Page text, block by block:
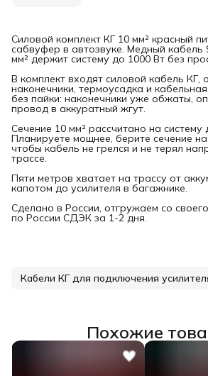
Силовой комплект КГ 10 мм² красный
сабвуфер в автозвуке. Медный кабель
мм² держит систему до 1000 Вт без
В комплект входят силовой кабель КГ,
наконечники, термоусадка и
без пайки: наконечники уже обжаты,
провод в аккуратный жгут.
Сечение 10 мм² рассчитано на систему
Планируете мощнее, берите сечение
чтобы кабель не грелся и не терял
трассе.
Пяти метров хватает на трассу от
капотом до усилителя в багажнике.
Сделано в России, отгружаем со
по России СДЭК за 1-2 дня.
Кабели КГ для подключения
Похожие